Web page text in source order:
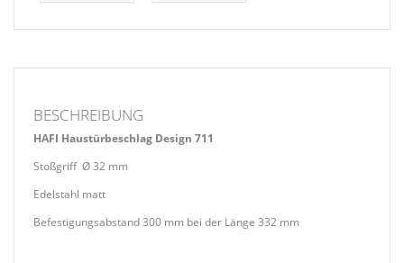
BESCHREIBUNG
HAFI Haustürbeschlag Design 711
Stoßgriff Ø 32 mm
Edelstahl matt
Befestigungsabstand 300 mm bei der Länge 332 mm